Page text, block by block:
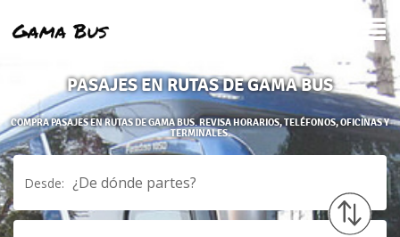
PASAJES EN RUTAS DE GAMA BUS
COMPRA PASAJES EN RUTAS DE GAMA BUS. REVISA HORARIOS, TELÉFONOS, OFICINAS Y
TERMINALES.
Desde: ¿De dónde partes?